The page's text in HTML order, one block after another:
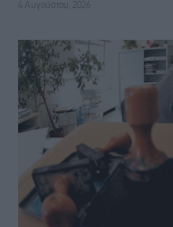
4 Αυγούστου, 2026